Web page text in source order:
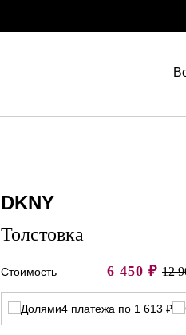
DKNY
Толстовка
Стоимость 6 450 ₽ 12
4 платежа по 1 613 ₽